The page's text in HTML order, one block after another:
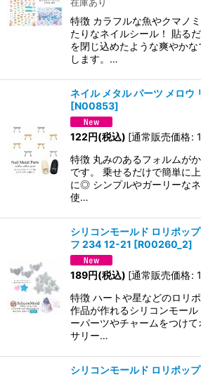
在庫あり
特徴 カラフルな魚やクマノ
たりなネイルシール！ 貼る
を閉じ込めたような爽やか
します。…
ネイル メタル パーツ メロウ
[N00853]
122円(税込) [通常販売価格:
特徴 丸みのあるフォルムが
です。 乗せるだけで簡単に
に◎ シンプルやガーリーな
使…
シリコンモールド ロリポッ
フ 234 12-21 [R00260_2]
189円(税込) [通常販売価格:
特徴 ハートや星などのロリ
作品が作れるシリコンモー
ーパーツやチャームをつけ
サリー…
シリコンモールド ロリポッ